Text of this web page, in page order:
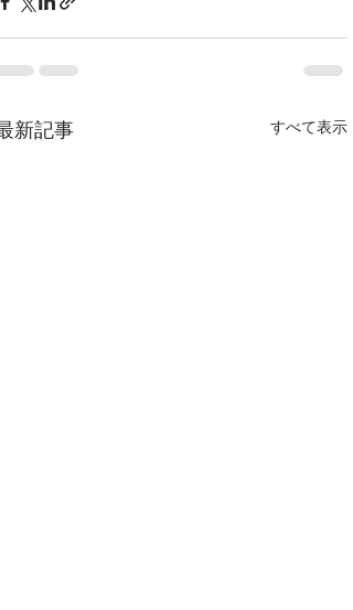
新記事 すべて表示